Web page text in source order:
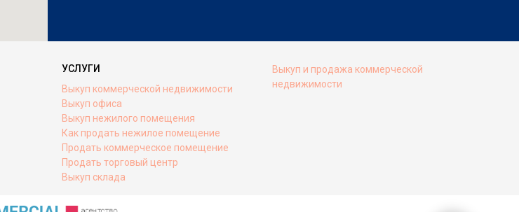
УСЛУГИ
Выкуп коммерческой недвижимости
Выкуп офиса
Выкуп нежилого помещения
Как продать нежилое помещение
Продать коммерческое помещение
Продать торговый центр
Выкуп склада
Выкуп и продажа коммерческой
недвижимости